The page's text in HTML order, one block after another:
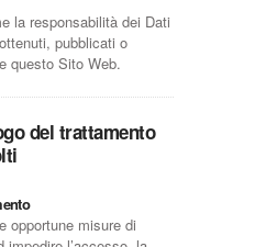
la responsabilità dei Dati
pubblicati o
questo Sito Web.
del trattamento
opportune misure di